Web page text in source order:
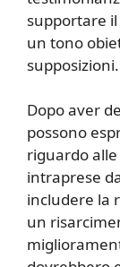
supportare
un tono
supposizioni.
Dopo aver
possono
riguardo
intraprese
includere la
un